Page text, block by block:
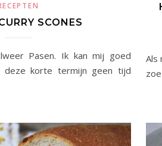
SCONES
Pasen. Ik kan mij goed
korte termijn geen tijd
Als